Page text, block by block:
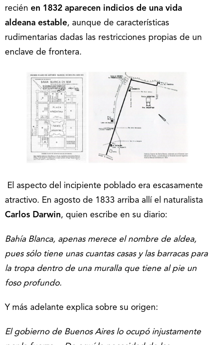
recién en 1832 aparecen indicios de una vida
aldeana estable, aunque de características
rudimentarias dadas las restricciones propias de un
enclave de frontera.
El aspecto del incipiente poblado era escasamente
atractivo. En agosto de 1833 arriba allí el naturalista
Carlos Darwin, quien escribe en su diario:
Bahía Blanca, apenas merece el nombre de aldea,
pues sólo tiene unas cuantas casas y las barracas para
la tropa dentro de una muralla que tiene al pie un
foso profundo.
Y más adelante explica sobre su origen:
El gobierno de Buenos Aires lo ocupó injustamente